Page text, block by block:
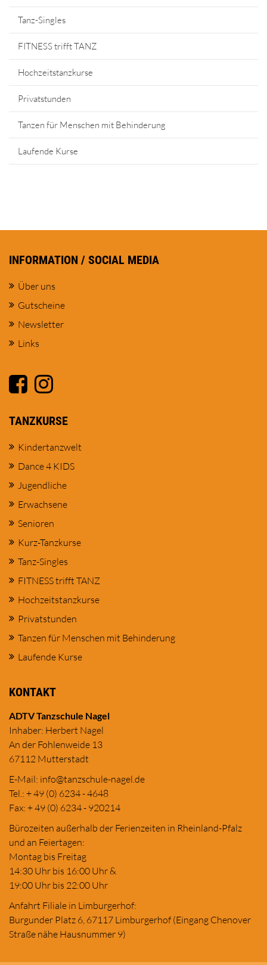
Tanz-Singles
FITNESS trifft TANZ
Hochzeitstanzkurse
Privatstunden
Tanzen für Menschen mit Behinderung
Laufende Kurse
INFORMATION / SOCIAL MEDIA
Über uns
Gutscheine
Newsletter
Links
TANZKURSE
Kindertanzwelt
Dance 4 KIDS
Jugendliche
Erwachsene
Senioren
Kurz-Tanzkurse
Tanz-Singles
FITNESS trifft TANZ
Hochzeitstanzkurse
Privatstunden
Tanzen für Menschen mit Behinderung
Laufende Kurse
KONTAKT
ADTV Tanzschule Nagel
Inhaber: Herbert Nagel
An der Fohlenweide 13
67112 Mutterstadt
E-Mail: info@tanzschule-nagel.de
Tel.: + 49 (0) 6234 - 4648
Fax: + 49 (0) 6234 - 920214
Bürozeiten außerhalb der Ferienzeiten in Rheinland-Pfalz
und an Feiertagen:
Montag bis Freitag
14:30 Uhr bis 16:00 Uhr &
19:00 Uhr bis 22:00 Uhr
Anfahrt Filiale in Limburgerhof:
Burgunder Platz 6, 67117 Limburgerhof (Eingang Chenover
Straße nähe Hausnummer 9)